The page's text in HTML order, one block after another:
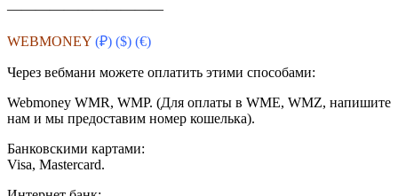
———————————
WEBMONEY (₽) ($) (€)
Через вебмани можете оплатить этими способами:
Webmoney WMR, WMP. (Для оплаты в WME, WMZ, напишите
нам и мы предоставим номер кошелька).
Банковскими картами:
Visa, Mastercard.